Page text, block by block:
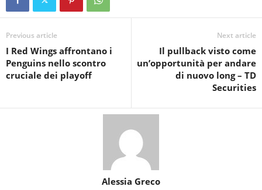
Previous article
I Red Wings affrontano i
Penguins nello scontro
cruciale dei playoff
Next article
Il pullback visto come
un’opportunità per andare
di nuovo long – TD
Securities
Alessia Greco